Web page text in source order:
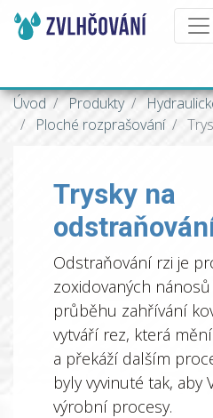
Úvod Produkty
Ploché rozprašování
Trysky na
Odstraňování rzi je
zoxidovaných
průběhu zahřívání
vytváří rez, která
a překáží dalším
byly vyvinuté tak, aby
výrobní procesy.